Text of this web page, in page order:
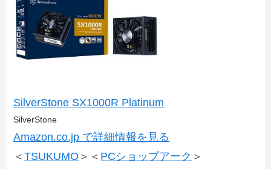
SilverStone SX1000R Platinum
SilverStone
Amazon.co.jp で詳細情報を見る
＜TSUKUMO ＞＜ PCショップアーク ＞